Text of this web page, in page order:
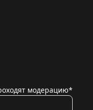
модерацию*